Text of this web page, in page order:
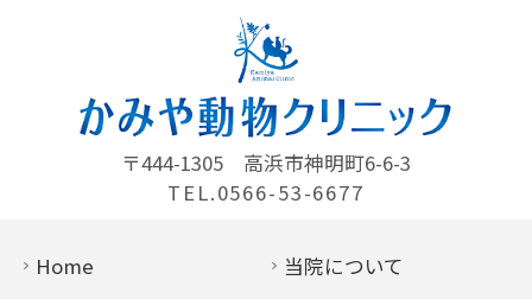
〒444-1305
高浜市神明町6-6-3
TEL.0566-53-6677
Home
当院について